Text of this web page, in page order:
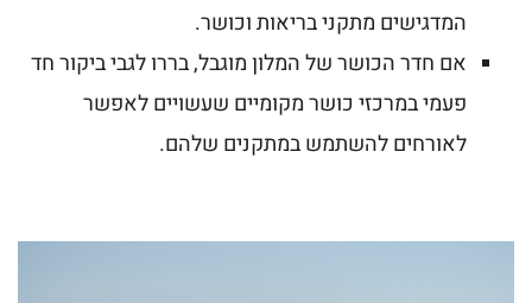
המדגישים מתקני בריאות וכושר.
אם חדר הכושר של המלון מוגבל, בררו לגבי ביקור חד
פעמי במרכזי כושר מקומיים שעשויים לאפשר
לאורחים להשתמש במתקנים שלהם.